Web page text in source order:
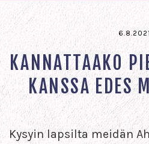
6.8.2021
KANNATTAAKO
KANSSA EDES
Kysyin lapsilta meidän